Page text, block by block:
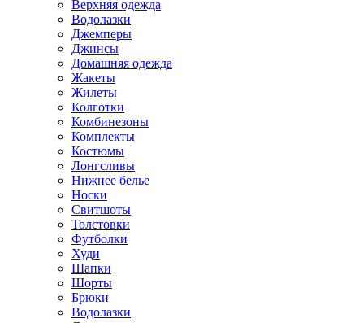
Верхняя одежда
Водолазки
Джемперы
Джинсы
Домашняя одежда
Жакеты
Жилеты
Колготки
Комбинезоны
Комплекты
Костюмы
Лонгсливы
Нижнее белье
Носки
Свитшоты
Толстовки
Футболки
Худи
Шапки
Шорты
Брюки
Водолазки